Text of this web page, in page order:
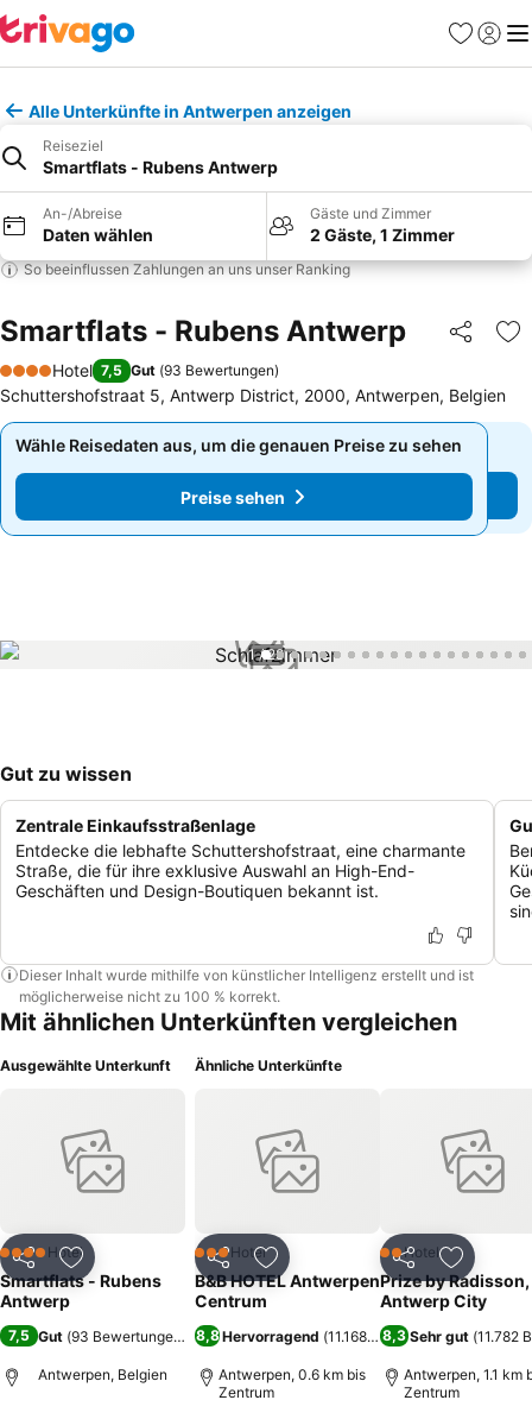
Favoriten
Alle Unterkünfte in Antwerpen anzeigen
Reiseziel
Smartflats - Rubens Antwerp
An-/Abreise
Daten wählen
Gäste und Zimmer
2 Gäste, 1 Zimmer
So beeinflussen Zahlungen an uns unser Ranking
Smartflats - Rubens Antwerp Teilen
4 Sterne
Hotel 7,5 Gut (93 Bewertungen)
Schuttershofstraat 5, Antwerp District, 2000, Antwerpen, Belgien
Wähle Reisedaten aus, um die genauen Preise zu sehen
Preise sehen
Wähle Reisedaten aus, um die genauen Preise zu sehen
Preise sehen
1 / 28
Gut zu wissen
Zentrale Einkaufsstraßenlage
Entdecke die lebhafte Schuttershofstraat, eine charmante
Straße, die für ihre exklusive Auswahl an High-End-
Geschäften und Design-Boutiquen bekannt ist.
Dieser Inhalt wurde mithilfe von künstlicher Intelligenz erstellt und ist
möglicherweise nicht zu 100 % korrekt.
Mit ähnlichen Unterkünften vergleichen
Ausgewählte Unterkunft
Teilen Zu Favoriten hinzufügen
4 SterneHotel
Smartflats - Rubens
Antwerp
7,5 Gut (93 Bewertungen)
Antwerpen, Belgien
Ähnliche Unterkünfte
Teilen Zu Favoriten hinzufügen
3 SterneHotel
B&B HOTEL Antwerpen
Centrum
8,8Hervorragend (11.168 Bewertungen)
Antwerpen, 0.6 km bis
Zentrum
Teilen Zu
2 Sterne
Hotel
Prize by Radisson,
Antwerp City
8,3 Sehr gut (11.782
Antwerpen, 1.1 km
Zentrum